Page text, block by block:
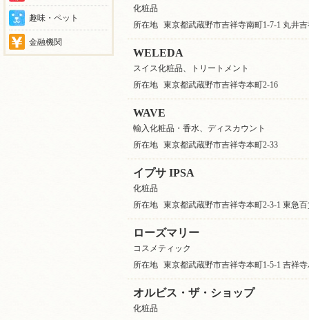
趣味・ペット
金融機関
化粧品
所在地
東京都武蔵野市吉祥寺南町1-7-1 丸井
WELEDA
スイス化粧品、トリートメント
所在地
東京都武蔵野市吉祥寺本町2-16
WAVE
輸入化粧品・香水、ディスカウント
所在地
東京都武蔵野市吉祥寺本町2-33
イプサ IPSA
化粧品
所在地
東京都武蔵野市吉祥寺本町2-3-1 東急
ローズマリー
コスメティック
所在地
東京都武蔵野市吉祥寺本町1-5-1 吉祥
オルビス・ザ・ショップ
化粧品